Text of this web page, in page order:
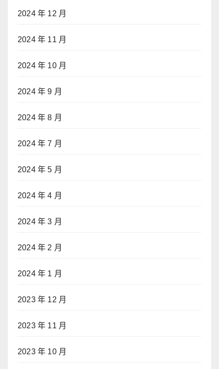
2024 年 12 月
2024 年 11 月
2024 年 10 月
2024 年 9 月
2024 年 8 月
2024 年 7 月
2024 年 5 月
2024 年 4 月
2024 年 3 月
2024 年 2 月
2024 年 1 月
2023 年 12 月
2023 年 11 月
2023 年 10 月